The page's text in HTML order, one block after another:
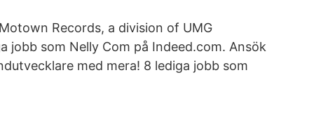
Records, a division of UMG
jobb som Nelly Com på Indeed.com. Ansök
med mera! 8 lediga jobb som